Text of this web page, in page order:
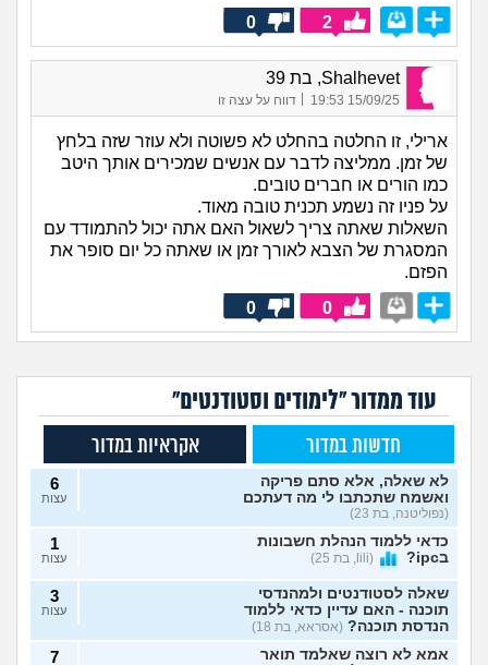
2
0
Shalhevet, בת 39
15/09/25 19:53
| דווח על עצה זו
ארילי, זו החלטה בהחלט לא פשוטה ולא עוזר שזה בלחץ
של זמן. ממליצה לדבר עם אנשים שמכירים אותך היטב
כמו הורים או חברים טובים.
על פניו זה נשמע תכנית טובה מאוד.
השאלות שאתה צריך לשאול האם אתה יכול להתמודד עם
המסגרת של הצבא לאורך זמן או שאתה כל יום סופר את
הפזם.
0
0
עוד ממדור "לימודים וסטודנטים"
חדשות במדור אקראיות במדור
לא שאלה, אלא סתם פריקה
ואשמח שתכתבו לי מה דעתכם
(נפוליטנה, בת 23)
6
עצות
כדאי ללמוד הנהלת חשבונות
בipc?
(lili, בת 25)
1
עצות
שאלה לסטודנטים ולמהנדסי
תוכנה - האם עדיין כדאי ללמוד
הנדסת תוכנה? (אסראא, בת 18)
3
עצות
אמא לא רוצה שאלמד תואר
7